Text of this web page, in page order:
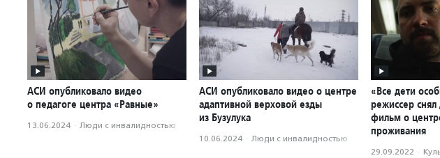
АСИ опубликовало видео
о педагоге центра «Равные»
13.06.2024 · Люди с инвалидностью
АСИ опубликовало видео о центре
адаптивной верховой езды
из Бузулука
10.06.2024 · Люди с инвалидностью
«Все дети
режиссер
фильм о
проживания
29.09.2022 ·